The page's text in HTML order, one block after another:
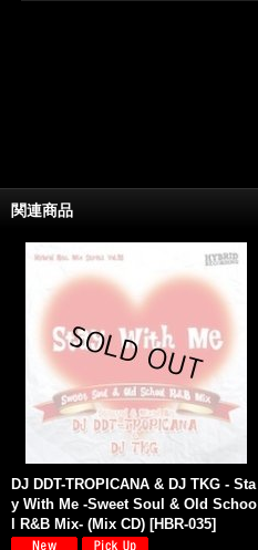
関連商品
DJ DDT-TROPICANA & DJ TKG - Sta
y With Me -Sweet Soul & Old Schoo
l R&B Mix- (Mix CD) [HBR-035]